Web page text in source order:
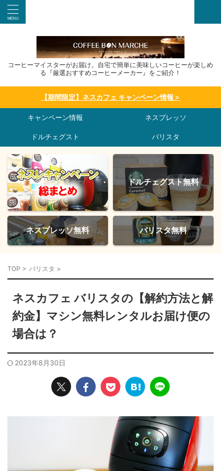
コーヒーマイスターがお届け。自宅で簡単に美味しいコーヒーが楽しめ
る『厳選おすすめコーヒーメーカー』をご紹介！
【期間限定】ネスカフェ キャンペーン情報＞
キャンペーン情報 ネスプレッソ
ドルチェグスト バリスタ
ドルチェグスト無料
ネスプレッソ無料 バリスタ無料
TOP > バリスタ >
ネスカフェ バリスタの【解約方法と解
約金】マシン無料レンタルお届け便の
場合は？
2023年8月30日